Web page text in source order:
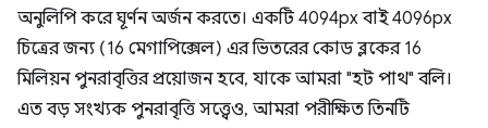
অনুলিপি করে ঘূর্ণন অর্জন করতে। একটি 4094px বাই 4096px
চিত্রের জন্য (16 মেগাপিক্সেল) এর ভিতরের কোড ব্লকের 16
মিলিয়ন পুনরাবৃত্তির প্রয়োজন হবে, যাকে আমরা "হট পাথ" বলি।
এত বড় সংখ্যক পুনরাবৃত্তি সত্ত্বেও, আমরা পরীক্ষিত তিনটি